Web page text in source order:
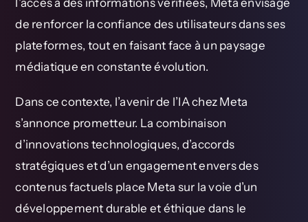
l’accès à des informations vérifiées, Meta envisage
de renforcer la confiance des utilisateurs dans ses
plateformes, tout en faisant face à un paysage
médiatique en constante évolution.
Dans ce contexte, l’avenir de l’IA chez Meta
s’annonce prometteur. La combinaison
d’innovations technologiques, d’accords
stratégiques et d’un engagement envers des
contenus factuels place Meta sur la voie d’un
développement durable et éthique dans le